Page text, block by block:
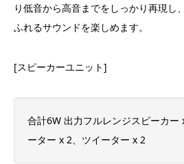
り低音から高音までをしっかり再現し
ふれるサウンドを楽しめます。
[スピーカーユニット]
合計6W 出力フルレンジスピーカー
ーター x 2、ツイーター x 2